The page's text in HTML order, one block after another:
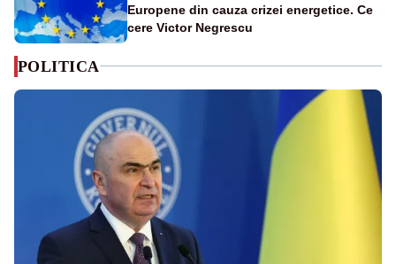
Europene din cauza crizei energetice. Ce
cere Victor Negrescu
POLITICA